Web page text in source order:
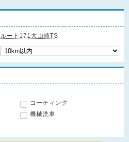
ルート171大山崎TS
コーティング
機械洗車